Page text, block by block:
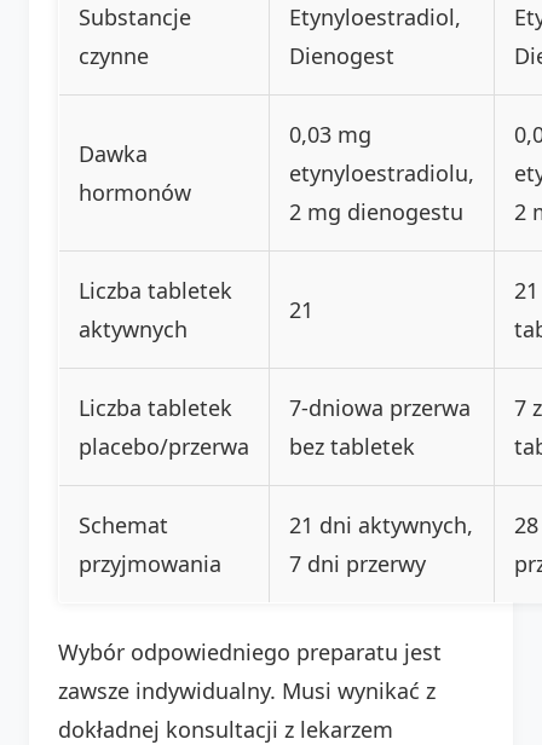
Substancje
czynne
Etynyloestradiol,
Dienogest
Dawka
hormonów
0,03 mg
etynyloestradiolu,
2 mg dienogestu
2
Liczba tabletek
aktywnych
21
Liczba tabletek
placebo/przerwa
7-dniowa przerwa
bez tabletek
7
Schemat
przyjmowania
21 dni aktywnych,
7 dni przerwy
Wybór odpowiedniego preparatu jest
zawsze indywidualny. Musi wynikać z
dokładnej konsultacji z lekarzem